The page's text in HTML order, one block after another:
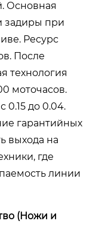
Основная
задиры при
Ресурс
После
технология
моточасов.
0.15 до 0.04.
гарантийных
выхода на
где
линии
(Ножи и